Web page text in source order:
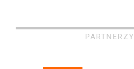
PARTNERZY